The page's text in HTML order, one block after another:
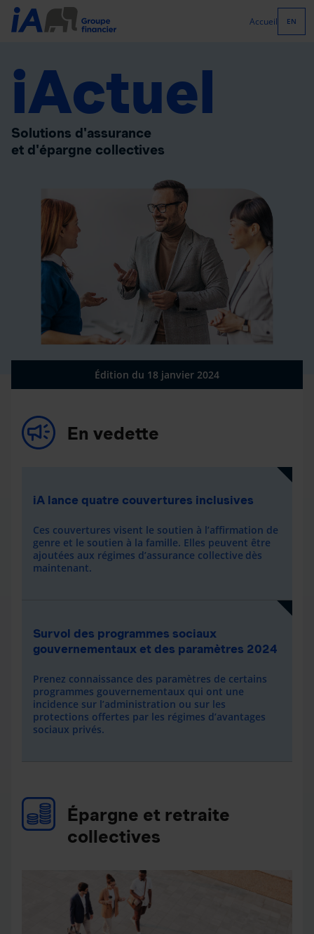
Accueil EN
iActuel
Solutions d'assurance
et d'épargne collectives
Édition du 18 janvier 2024
En vedette
iA lance quatre couvertures inclusives
Ces couvertures visent le soutien à l’affirmation de
genre et le soutien à la famille. Elles peuvent être
ajoutées aux régimes d’assurance collective dès
maintenant.
Survol des programmes sociaux
gouvernementaux et des paramètres 2024
Prenez connaissance des paramètres de certains
programmes gouvernementaux qui ont une
incidence sur l’administration ou sur les
protections offertes par les régimes d’avantages
sociaux privés.
Épargne et retraite
collectives